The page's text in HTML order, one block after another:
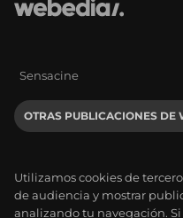
Sensacine
OTRAS PUBLICACIONES DE
Utilizamos cookies de
de audiencia y mostrar
analizando tu navegación.